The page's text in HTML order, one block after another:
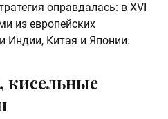
оправдалась: в XVI
из европейских
Индии, Китая и Японии.
кисельные